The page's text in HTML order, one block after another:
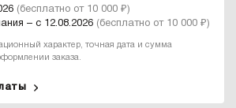
(бесплатно от 10 000 ₽)
– с 12.08.2026 (бесплатно от 10 000 ₽)
характер, точная дата и сумма
заказа.